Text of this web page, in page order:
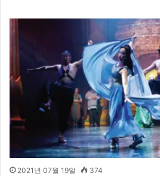
2021년 07월 19일 374